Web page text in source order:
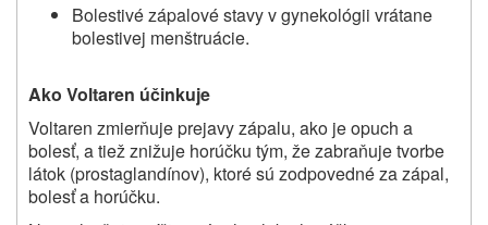
Bolestivé zápalové stavy v gynekológii vrátane
bolestivej menštruácie.
Ako Voltaren účinkuje
Voltaren zmierňuje prejavy zápalu, ako je opuch a
bolesť, a tiež znižuje horúčku tým, že zabraňuje tvorbe
látok (prostaglandínov), ktoré sú zodpovedné za zápal,
bolesť a horúčku.